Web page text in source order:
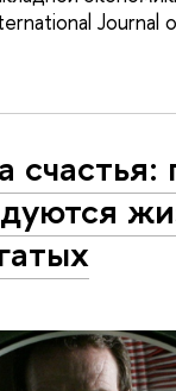
Journal
счастья: